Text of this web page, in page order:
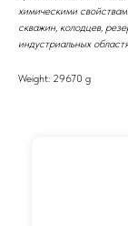
химическими
скважин, колодцев,
индустриальных
Weight: 29670 g